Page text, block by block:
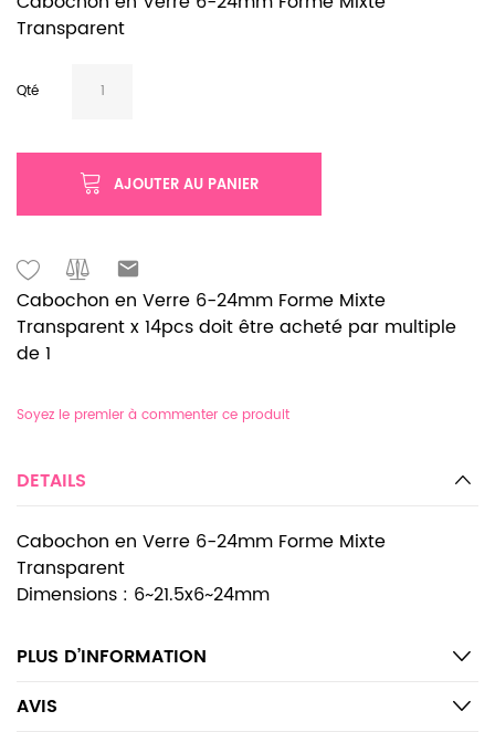
Transparent
Qté
AJOUTER AU PANIER
Cabochon en Verre 6-24mm Forme Mixte
Transparent x 14pcs doit être acheté par multiple
de 1
Soyez le premier à commenter ce produit
DETAILS
Cabochon en Verre 6-24mm Forme Mixte
Transparent
Dimensions : 6~21.5x6~24mm
PLUS D’INFORMATION
AVIS